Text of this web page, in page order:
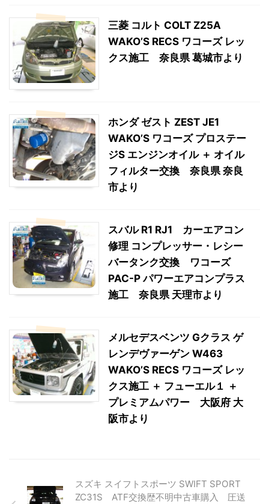
三菱 コルト COLT Z25A
WAKO’S RECS ワコーズ レッ
クス施工 奈良県 葛城市より
ホンダ ゼスト ZEST JE1
WAKO’S ワコーズ プロステー
ジS エンジンオイル ＋ オイル
フィルター交換 奈良県 奈良
市より
スバル R1 RJ1 カーエアコン
修理 コンプレッサー・レシー
バータンク交換 ワコーズ
PAC-P パワーエアコンプラス
施工 奈良県 天理市より
メルセデスベンツ Gクラス ゲ
レンデヴァーゲン W463
WAKO’S RECS ワコーズ レッ
クス施工 ＋ フューエル１ ＋
プレミアムパワー 大阪府 大
阪市より
スズキ スイフトスポーツ SWIFT SPORT
ZC31S ATF交換歴不明中古車購入 圧送